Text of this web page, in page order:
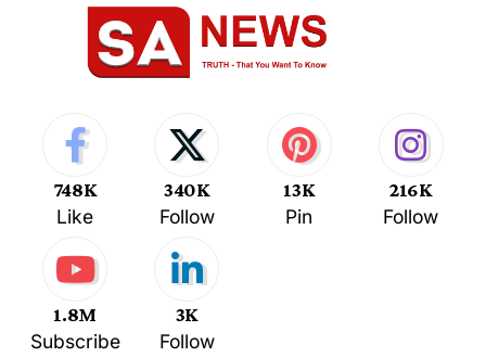
748K
Like
340K
Follow
13K
Pin
216K
Follow
1.8M
Subscribe
3K
Follow